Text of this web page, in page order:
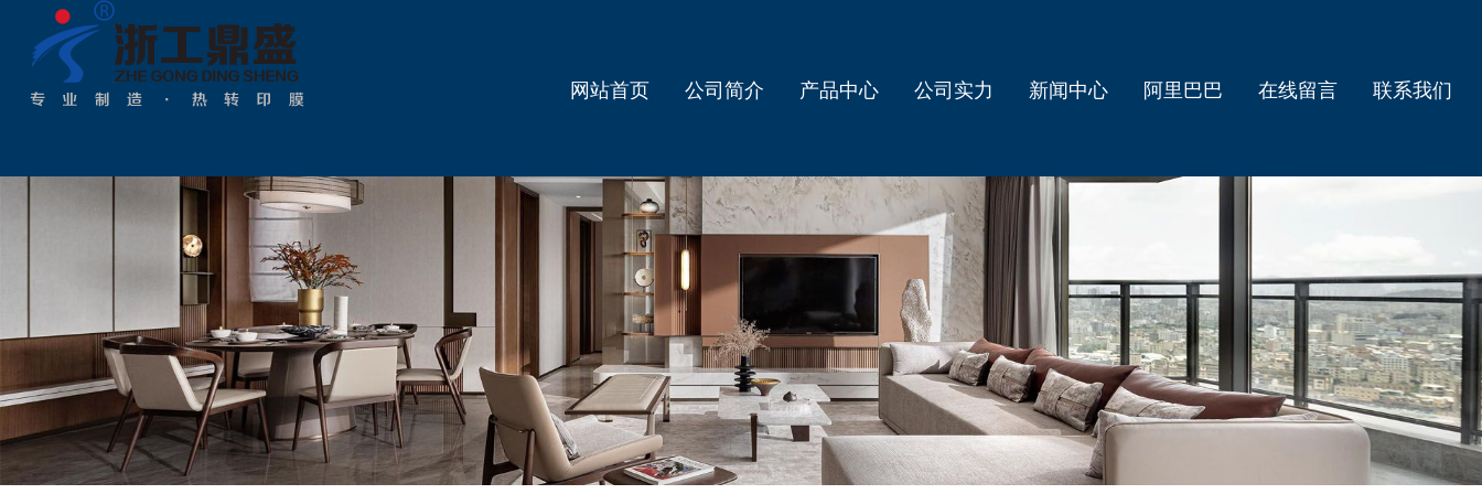
网站首页 公司简介 产品中心 公司实力 新闻中心 阿里巴巴 在线留言 联系我们